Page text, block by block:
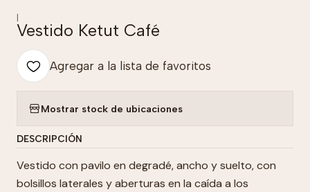
|
Vestido Ketut Café
Agregar a la lista de favoritos
Mostrar stock de ubicaciones
DESCRIPCIÓN
Vestido con pavilo en degradé, ancho y suelto, con
bolsillos laterales y aberturas en la caída a los